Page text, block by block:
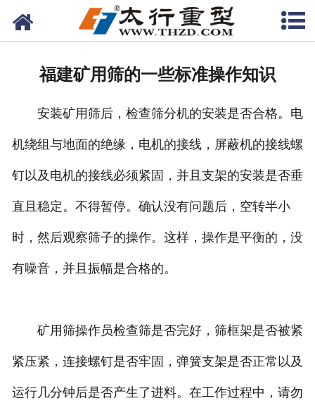
网站首页
联系我们
福建矿用筛的一些标准操作知识
安装矿用筛后，检查筛分机的安装是否合格。电
机绕组与地面的绝缘，电机的接线，屏蔽机的接线螺
钉以及电机的接线必须紧固，并且支架的安装是否垂
直且稳定。不得暂停。确认没有问题后，空转半小
时，然后观察筛子的操作。这样，操作是平衡的，没
有噪音，并且振幅是合格的。
矿用筛操作员检查筛是否完好，筛框架是否被紧
紧压紧，连接螺钉是否牢固，弹簧支架是否正常以及
运行几分钟后是否产生了进料。在工作过程中，请勿